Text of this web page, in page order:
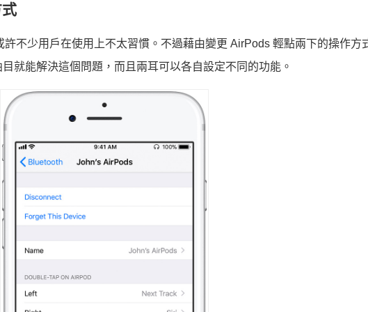
不少用戶在使用上不太習慣。不過藉由變更 AirPods 輕點兩下的操作方
就能解決這個問題，而且兩耳可以各自設定不同的功能。